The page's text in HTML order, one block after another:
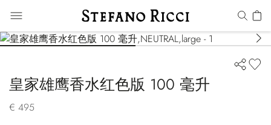
皇家雄鹰香水红色版 100 毫升
€ 495